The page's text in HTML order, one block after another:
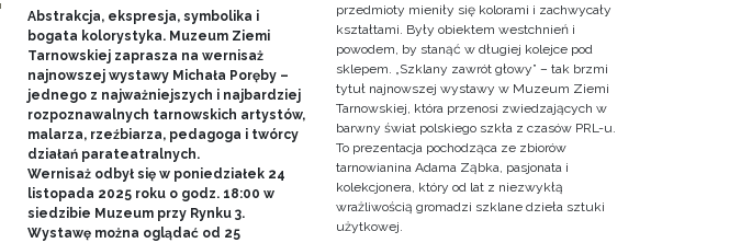
Abstrakcja, ekspresja, symbolika i
bogata kolorystyka. Muzeum Ziemi
Tarnowskiej zaprasza na wernisaż
najnowszej wystawy Michała Poręby –
jednego z najważniejszych i najbardziej
rozpoznawalnych tarnowskich artystów,
malarza, rzeźbiarza, pedagoga i twórcy
działań parateatralnych.
Wernisaż odbył się w poniedziałek 24
listopada 2025 roku o godz. 18:00 w
siedzibie Muzeum przy Rynku 3.
Wystawę można oglądać od 25
przedmioty mieniły się kolorami i zachwycały
kształtami. Były obiektem westchnień i
powodem, by stanąć w długiej kolejce pod
sklepem. „Szklany zawrót głowy” – tak brzmi
tytuł najnowszej wystawy w Muzeum Ziemi
Tarnowskiej, która przenosi zwiedzających w
barwny świat polskiego szkła z czasów PRL-u.
To prezentacja pochodząca ze zbiorów
tarnowianina Adama Ząbka, pasjonata i
kolekcjonera, który od lat z niezwykłą
wrażliwością gromadzi szklane dzieła sztuki
użytkowej.